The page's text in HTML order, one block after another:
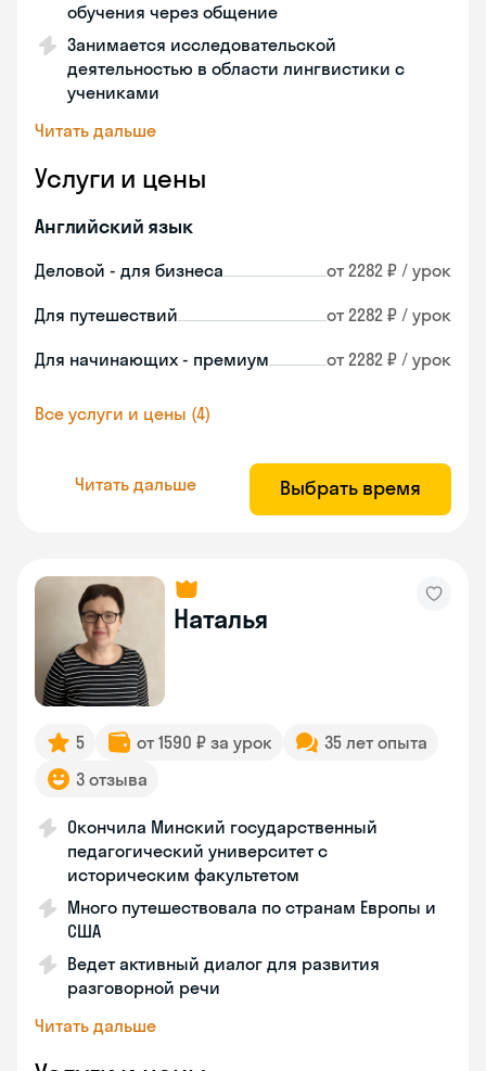
обучения через общение
Занимается исследовательской
деятельностью в области лингвистики с
учениками
Читать дальше
Услуги и цены
Английский язык
Деловой - для бизнеса от 2282 ₽ / урок
Для путешествий от 2282 ₽ / урок
Для начинающих - премиум от 2282 ₽ / урок
Все услуги и цены (4)
Читать дальше Выбрать время
Наталья
5 от 1590 ₽ за урок
35 лет опыта
3 отзыва
Окончила Минский государственный
педагогический университет с
историческим факультетом
Много путешествовала по странам Европы и
США
Ведет активный диалог для развития
разговорной речи
Читать дальше